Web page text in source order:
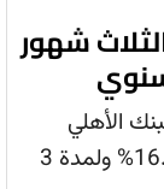
الثلاث شهور
سنوي
الأهلي
المصري شهادة بعائد ربع سنوي 16.25% ولمدة 3